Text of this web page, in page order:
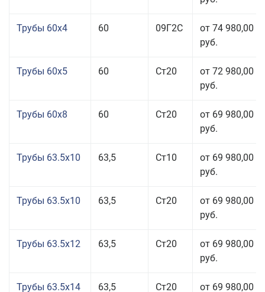
Трубы 60x4 60 09Г2С
от 74 980,00
руб.
Трубы 60x5 60 Ст20
от 72 980,00
руб.
Трубы 60x8 60 Ст20
от 69 980,00
руб.
Трубы 63.5x10 63,5 Ст10
от 69 980,00
руб.
Трубы 63.5x10 63,5 Ст20
от 69 980,00
руб.
Трубы 63.5x12 63,5 Ст20
от 69 980,00
руб.
Трубы 63.5x14 63,5 Ст20
от 69 980,00